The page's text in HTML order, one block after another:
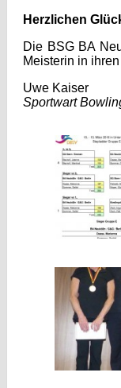
Herzlichen
Die BSG BA
Meisterin in
Uwe Kaiser
Sportwart